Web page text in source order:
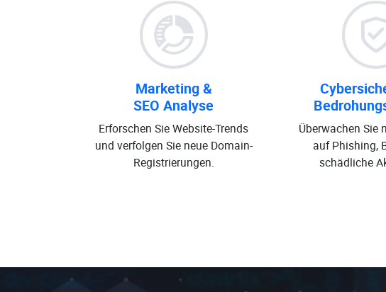
Marketing &
SEO Analyse
Erforschen Sie Website-Trends
und verfolgen Sie neue Domain-
Registrierungen.
Überwachen Sie
auf Phishing,
schädliche